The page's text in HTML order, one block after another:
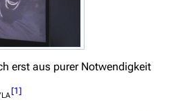
1
erst aus purer Notwendigkeit
[1]